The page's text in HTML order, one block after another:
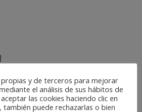
y de terceros para mejorar
el análisis de sus hábitos de
las cookies haciendo clic en
puede rechazarlas o bien